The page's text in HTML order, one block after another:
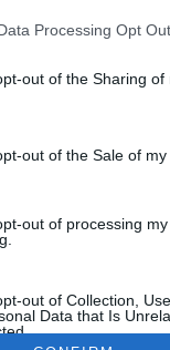
Processing Opt
out of the Sharing of
out of the Sale of my
out of processing
out of Collection,
Data that Is